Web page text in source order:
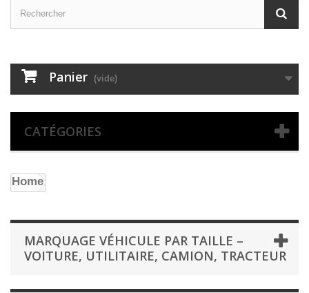
Panier (vide)
CATÉGORIES
Home
MARQUAGE VÉHICULE PAR TAILLE –
VOITURE, UTILITAIRE, CAMION, TRACTEUR